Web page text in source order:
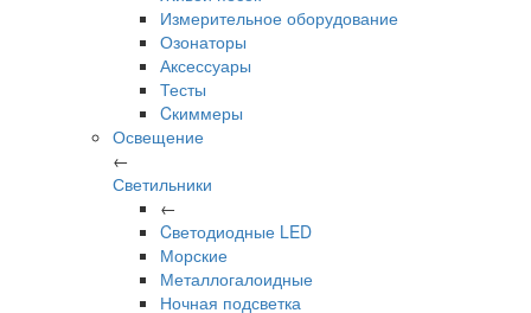
Измерительное оборудование
Озонаторы
Аксессуары
Тесты
Cкиммеры
Освещение
←
Светильники
←
Cветодиодные LED
Морские
Металлогалоидные
Ночная подсветка